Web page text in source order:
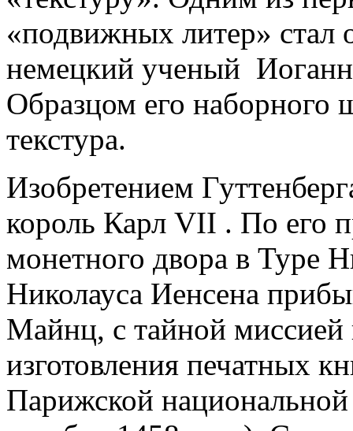
«подвижных литер» стал
немецкий ученый
Образцом его наборного
текстура.
Изобретением
король Карл VII . По его
монетного двора в Туре
Николауса Иенсена
Майнц, с тайной миссией
изготовления печатных
Парижской